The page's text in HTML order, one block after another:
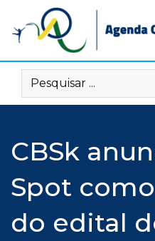
content
CBSk
Spot
do edital